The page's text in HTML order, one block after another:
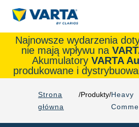
Najnowsze wydarzenia
nie mają wpływu na
Akumulatory VARTA
produkowane i
Strona
główna
Produkty Heavy